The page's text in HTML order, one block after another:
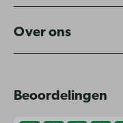
Over ons
Beoordelingen